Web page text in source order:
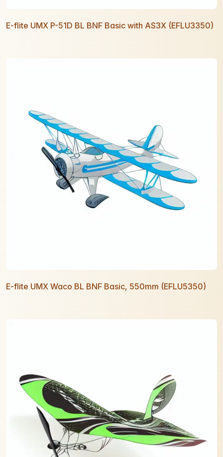
E-flite UMX P-51D BL BNF Basic with AS3X (EFLU3350)
E-flite UMX Waco BL BNF Basic, 550mm (EFLU5350)